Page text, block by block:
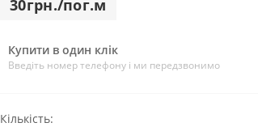
30грн./пог.м
Купити в один клік
Введіть номер телефону і ми передзвонимо
Кількість: